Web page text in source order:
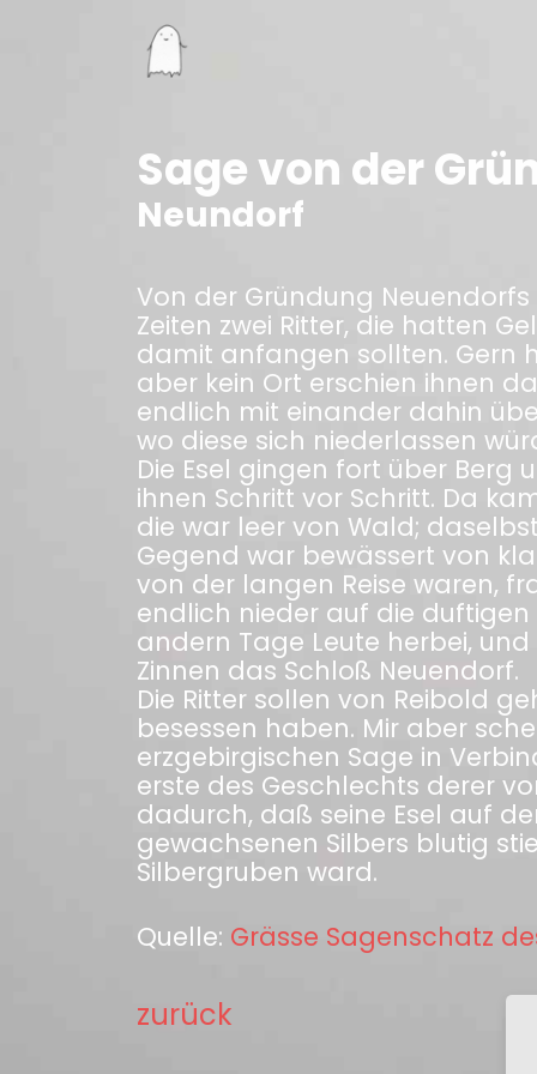
Sage von der
Neundorf
Von der Gründung
Zeiten zwei Ritter, die hatten
damit anfangen sollten. Gern
aber kein Ort erschien ihnen
endlich mit einander dahin
wo diese sich niederlassen
Die Esel gingen fort über Berg
ihnen Schritt vor Schritt. Da
die war leer von Wald;
Gegend war bewässert von
von der langen Reise waren,
endlich nieder auf die
andern Tage Leute herbei,
Zinnen das Schloß Neuendorf.
Die Ritter sollen von Reibold
besessen haben. Mir aber
erzgebirgischen Sage in
erste des Geschlechts derer
dadurch, daß seine Esel auf
gewachsenen Silbers blutig
Silbergruben ward.
Quelle: Grässe Sagenschatz
zurück